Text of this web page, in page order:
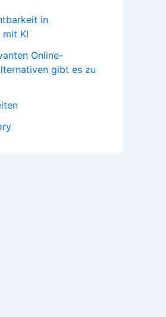
in
mit KI
Online-
gibt es zu